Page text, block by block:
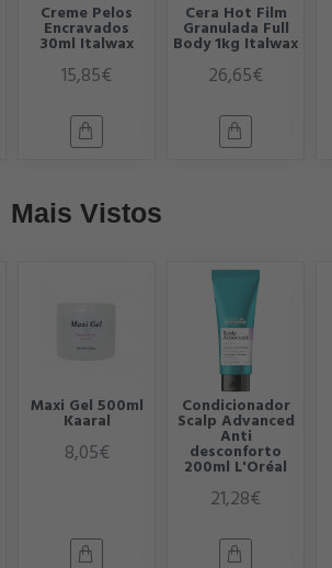
Creme Pelos
Encravados
30ml Italwax
15,85€
Cera Hot Film
Granulada Full
Body 1kg Italwax
26,65€
Mais Vistos
Maxi Gel 500ml
Kaaral
8,05€
Condicionador
Scalp Advanced
Anti
desconforto
200ml L'Oréal
21,28€